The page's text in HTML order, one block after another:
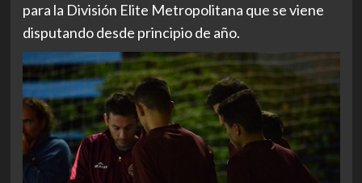
para la División Elite Metropolitana que se viene
disputando desde principio de año.